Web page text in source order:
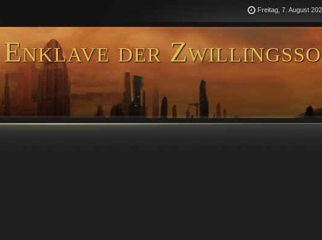
Freitag, 7. August
Enklave der